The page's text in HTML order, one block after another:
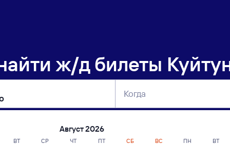
ж/д билеты
Когда
Август 2026
ВТ СР ЧТ ПТ СБ ВС ПН ВТ